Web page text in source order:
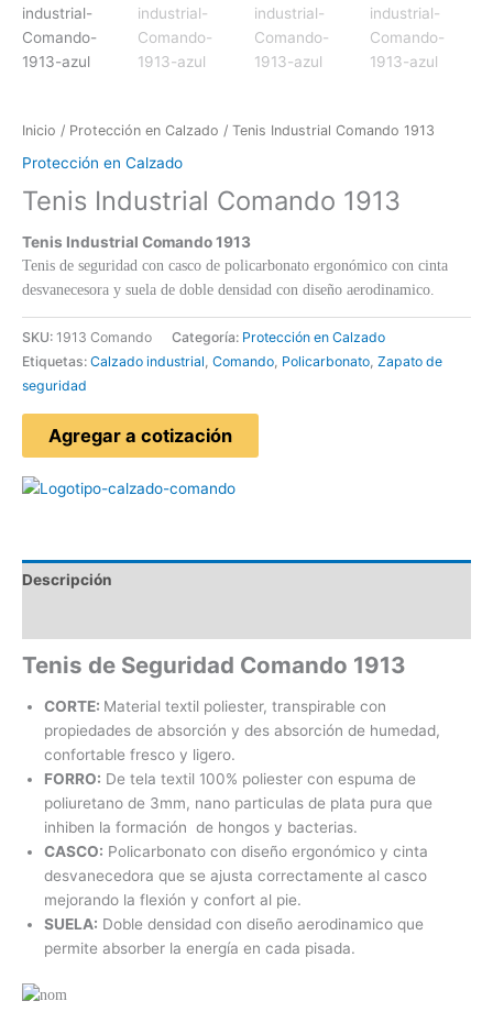
Inicio / Protección en Calzado / Tenis Industrial Comando 1913
Protección en Calzado
Tenis Industrial Comando 1913
Tenis Industrial Comando 1913
Tenis de seguridad con casco de policarbonato ergonómico con cinta
desvanecesora y suela de doble densidad con diseño aerodinamico.
SKU: 1913 Comando Categoría: Protección en Calzado
Etiquetas: Calzado industrial Comando Policarbonato Zapato de
seguridad
Agregar a cotización
Descripción
Tenis de Seguridad Comando 1913
CORTE: Material textil poliester, transpirable con
propiedades de absorción y des absorción de humedad,
confortable fresco y ligero.
FORRO: De tela textil 100% poliester con espuma de
poliuretano de 3mm, nano particulas de plata pura que
inhiben la formación de hongos y bacterias.
CASCO: Policarbonato con diseño ergonómico y cinta
desvanecedora que se ajusta correctamente al casco
mejorando la flexión y confort al pie.
SUELA: Doble densidad con diseño aerodinamico que
permite absorber la energía en cada pisada.